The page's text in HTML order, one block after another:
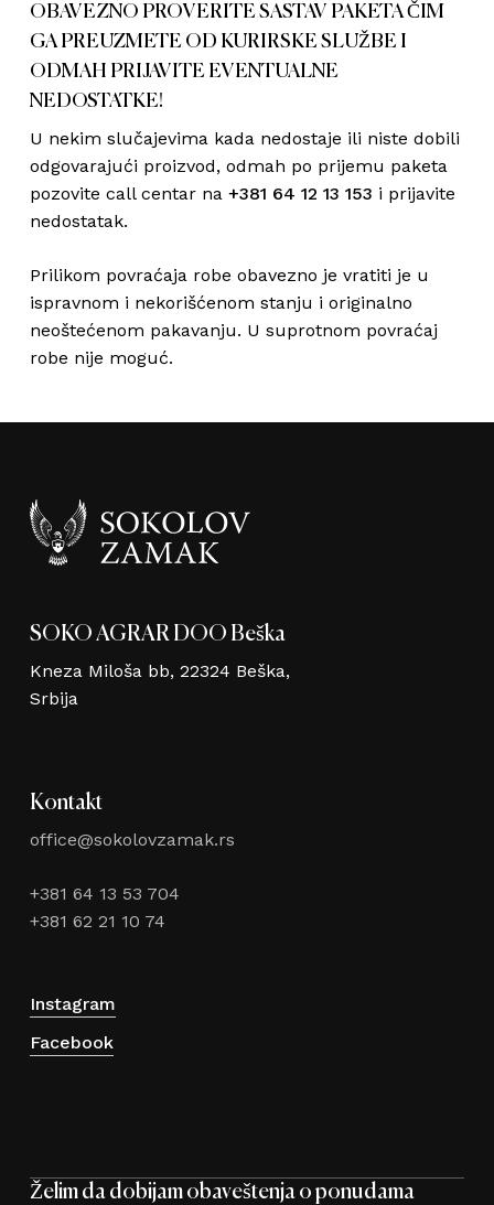
OBAVEZNO PROVERITE SASTAV PAKETA ČIM
GA PREUZMETE OD KURIRSKE SLUŽBE I
ODMAH PRIJAVITE EVENTUALNE
NEDOSTATKE!
U nekim slučajevima kada nedostaje ili niste dobili
odgovarajući proizvod, odmah po prijemu paketa
pozovite call centar na +381 64 12 13 153 i prijavite
nedostatak.
Prilikom povraćaja robe obavezno je vratiti je u
ispravnom i nekorišćenom stanju i originalno
neoštećenom pakavanju. U suprotnom povraćaj
robe nije moguć.
SOKO AGRAR DOO Beška
Kneza Miloša bb, 22324 Beška,
Srbija
Kontakt
office@sokolovzamak.rs
+381 64 13 53 704
+381 62 21 10 74
Instagram
Facebook
Želim da dobijam obaveštenja o ponudama